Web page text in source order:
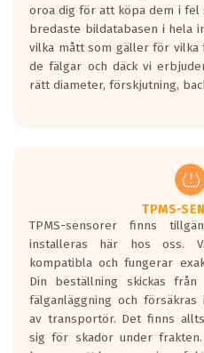
oroa dig för att köpa dem i fel
bredaste bildatabasen i hela
vilka mått som gäller för vilka
de fälgar och däck vi
rätt diameter, förskjutning,
TPMS-
TPMS-sensorer finns
installeras här hos oss.
kompatibla och fungerar
Din beställning skickas
fälganläggning och
av transportör. Det finns
sig för skador under